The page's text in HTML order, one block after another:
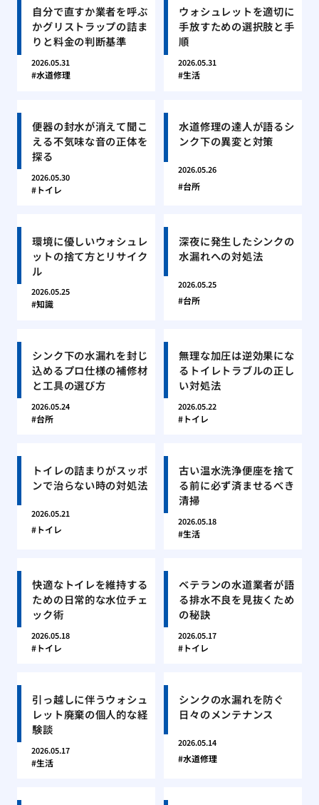
自分で直すか業者を呼ぶ
かグリストラップの詰ま
りと料金の判断基準
2026.05.31
水道修理
ウォシュレットを適切に
手放すための選択肢と手
順
2026.05.31
生活
便器の封水が消えて聞こ
える不気味な音の正体を
探る
2026.05.30
トイレ
水道修理の達人が語るシ
ンク下の異変と対策
2026.05.26
台所
環境に優しいウォシュレ
ットの捨て方とリサイク
ル
2026.05.25
知識
深夜に発生したシンクの
水漏れへの対処法
2026.05.25
台所
シンク下の水漏れを封じ
込めるプロ仕様の補修材
と工具の選び方
2026.05.24
台所
無理な加圧は逆効果にな
るトイレトラブルの正し
い対処法
2026.05.22
トイレ
トイレの詰まりがスッポ
ンで治らない時の対処法
2026.05.21
トイレ
古い温水洗浄便座を捨て
る前に必ず済ませるべき
清掃
2026.05.18
生活
快適なトイレを維持する
ための日常的な水位チェ
ック術
2026.05.18
トイレ
ベテランの水道業者が語
る排水不良を見抜くため
の秘訣
2026.05.17
トイレ
引っ越しに伴うウォシュ
レット廃棄の個人的な経
験談
2026.05.17
生活
シンクの水漏れを防ぐ
日々のメンテナンス
2026.05.14
水道修理